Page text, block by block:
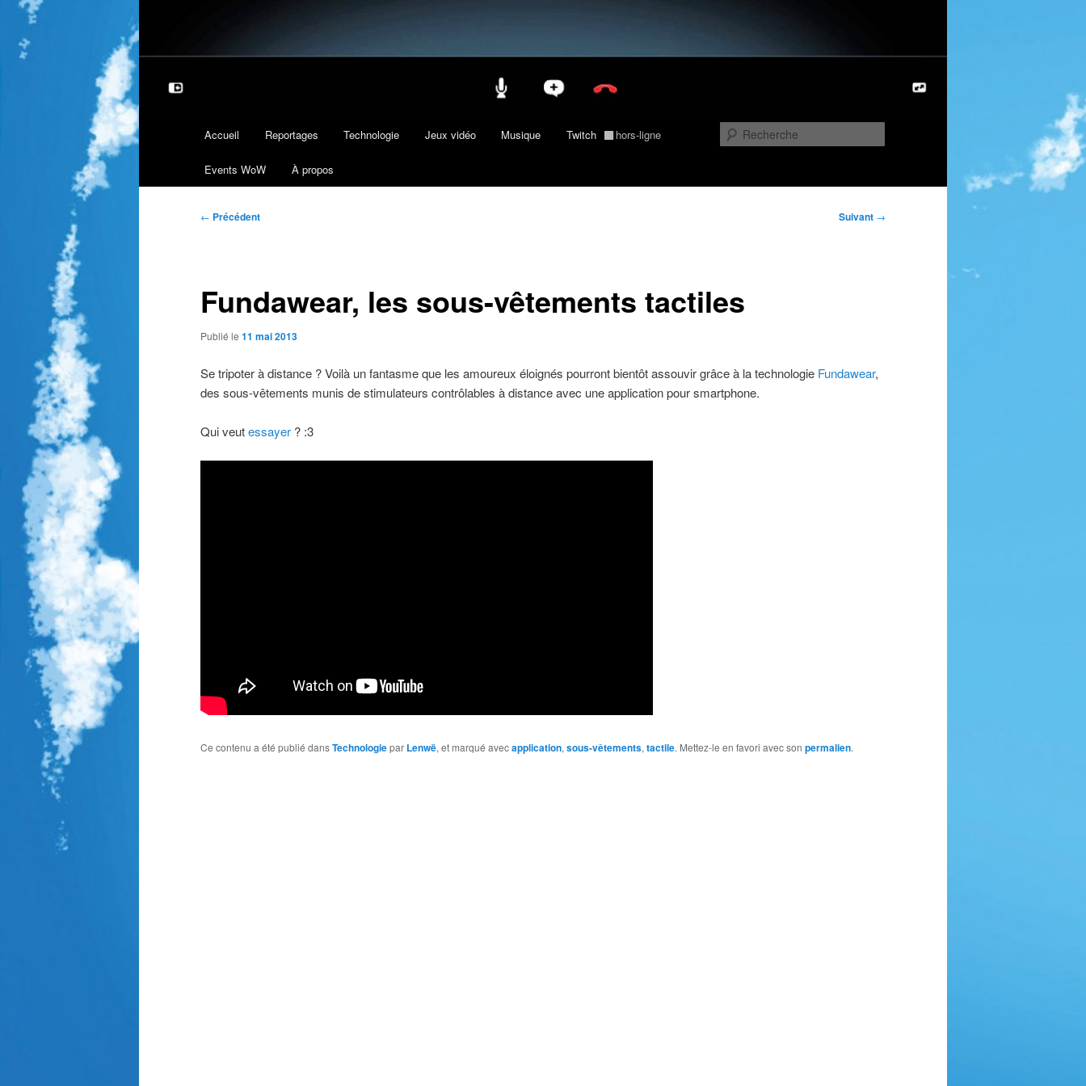
Accueil Reportages Technologie Jeux vidéo Musique Twitch hors-ligne
Events WoW À propos
Navigation
← Précédent Suivant →
Fundawear, les sous-vêtements tactiles
Publié le 11 mai 2013
Se tripoter à distance ? Voilà un fantasme que les amoureux éloignés pourront bientôt assouvir grâce à la technologie Fundawear,
des sous-vêtements munis de stimulateurs contrôlables à distance avec une application pour smartphone.
Qui veutessayer ? :3
Ce contenu a été publié dansTechnologiepar Lenwë, et marqué avecapplication, sous-vêtements, tactile. Mettez-le en favori avec son permalien.